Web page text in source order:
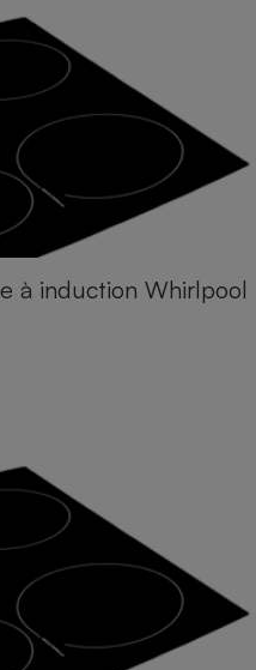
à induction Whirlpool